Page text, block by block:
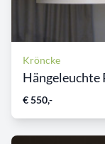
Kröncke
Hängeleuchte
€ 550,-